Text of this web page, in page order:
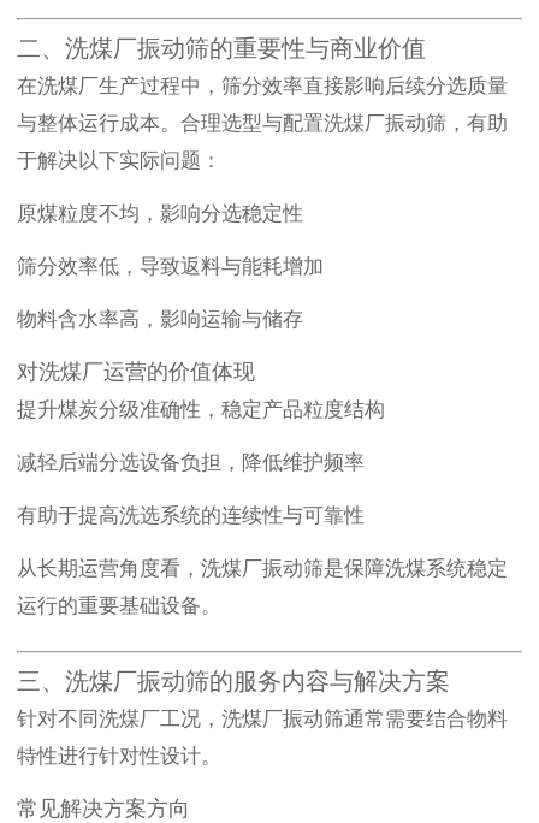
二、洗煤厂振动筛的重要性与商业价值
在洗煤厂生产过程中，筛分效率直接影响后续分选质量
与整体运行成本。合理选型与配置洗煤厂振动筛，有助
于解决以下实际问题：
原煤粒度不均，影响分选稳定性
筛分效率低，导致返料与能耗增加
物料含水率高，影响运输与储存
对洗煤厂运营的价值体现
提升煤炭分级准确性，稳定产品粒度结构
减轻后端分选设备负担，降低维护频率
有助于提高洗选系统的连续性与可靠性
从长期运营角度看，洗煤厂振动筛是保障洗煤系统稳定
运行的重要基础设备。
三、洗煤厂振动筛的服务内容与解决方案
针对不同洗煤厂工况，洗煤厂振动筛通常需要结合物料
特性进行针对性设计。
常见解决方案方向